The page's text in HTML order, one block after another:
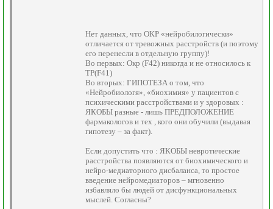
Нет данных, что ОКР «нейробилогически»
отличается от тревожных расстройств (и поэтому
его перенесли в отдельную группу)!
Во первых: Окр (F42) никогда и не относилось к
ТР(F41)
Во вторых: ГИПОТЕЗА о том, что
«Нейробиологя», «биохимия» у пациентов с
психическими расстройствами и у здоровых :
ЯКОБЫ разные - лишь ПРЕДПОЛОЖЕНИЕ
фармакологов и тех , кого они обучили (выдавая
гипотезу – за факт).
Если допустить что : ЯКОБЫ невротические
расстройства появляются от биохимического и
нейро-медиаторного дисбаланса, то простое
введение нейромедиаторов – мгновенно
избавляло бы людей от дисфункциональных
мыслей. Согласны?